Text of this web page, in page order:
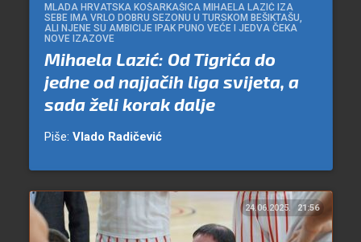
MLADA HRVATSKA KOŠARKAŠICA MIHAELA LAZIĆ IZA
SEBE IMA VRLO DOBRU SEZONU U TURSKOM BEŠIKTAŠU,
ALI NJENE SU AMBICIJE IPAK PUNO VEĆE I JEDVA ČEKA
NOVE IZAZOVE
Mihaela Lazić: Od Tigrića do
jedne od najjačih liga svijeta, a
sada želi korak dalje
Piše: Vlado Radičević
24.06.2025. 21:56